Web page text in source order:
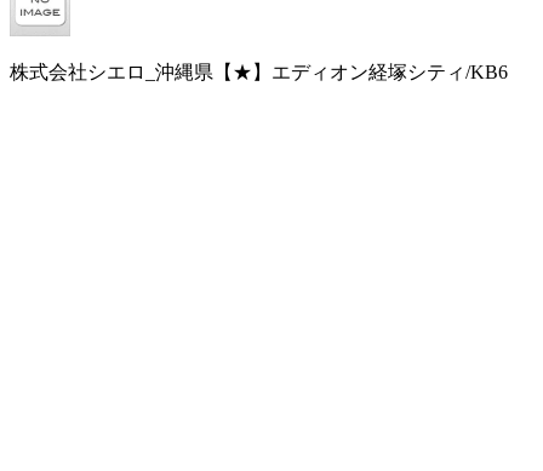
株式会社シエロ_沖縄県【★】エディオン経塚シティ/KB6